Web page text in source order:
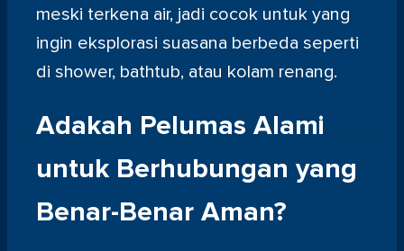
meski terkena air, jadi cocok untuk yang
ingin eksplorasi suasana berbeda seperti
di shower, bathtub, atau kolam renang.
Adakah Pelumas Alami
untuk Berhubungan yang
Benar-Benar Aman?